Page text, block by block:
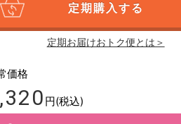
定期購入する
定期お届けおトク便とは＞
価格
円(税込)